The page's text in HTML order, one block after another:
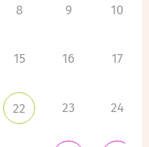
8 9 10
15 16 17
22 23 24